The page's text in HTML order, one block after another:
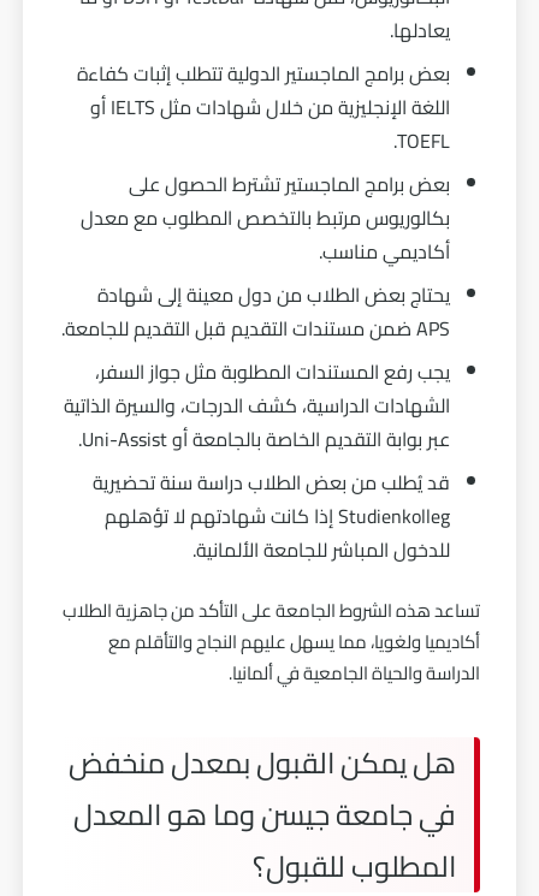
يعادلها.
بعض برامج الماجستير الدولية تتطلب إثبات كفاءة
اللغة الإنجليزية من خلال شهادات مثل IELTS أو
TOEFL.
بعض برامج الماجستير تشترط الحصول على
بكالوريوس مرتبط بالتخصص المطلوب مع معدل
أكاديمي مناسب.
يحتاج بعض الطلاب من دول معينة إلى شهادة
APS ضمن مستندات التقديم قبل التقديم للجامعة.
يجب رفع المستندات المطلوبة مثل جواز السفر،
الشهادات الدراسية، كشف الدرجات، والسيرة الذاتية
عبر بوابة التقديم الخاصة بالجامعة أو Uni-Assist.
قد يُطلب من بعض الطلاب دراسة سنة تحضيرية
Studienkolleg إذا كانت شهادتهم لا تؤهلهم
للدخول المباشر للجامعة الألمانية.
تساعد هذه الشروط الجامعة على التأكد من جاهزية الطلاب
أكاديميا ولغويا، مما يسهل عليهم النجاح والتأقلم مع
الدراسة والحياة الجامعية في ألمانيا.
هل يمكن القبول بمعدل منخفض
في جامعة جيسن وما هو المعدل
المطلوب للقبول؟